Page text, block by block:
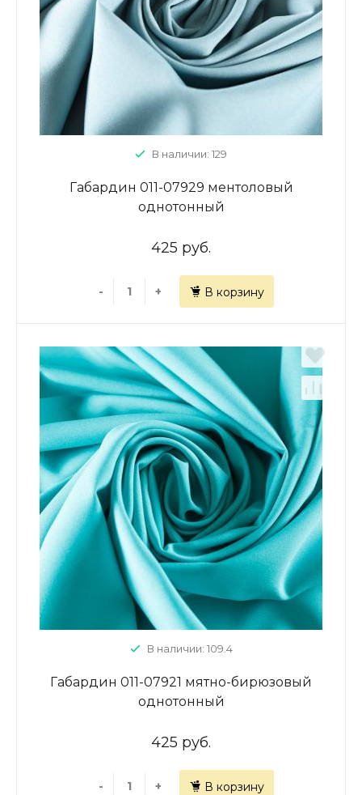
В наличии: 129
Габардин 011-07929 ментоловый
однотонный
425 руб.
- + В корзину
В наличии: 109.4
Габардин 011-07921 мятно-бирюзовый
однотонный
425 руб.
- + В корзину